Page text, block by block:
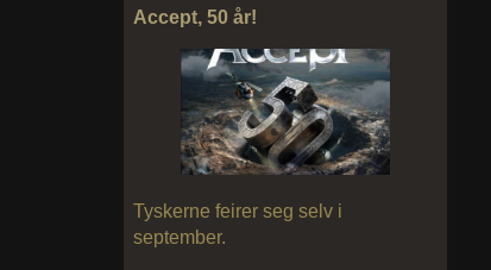
Accept, 50 år!
Tyskerne feirer seg selv i
september.